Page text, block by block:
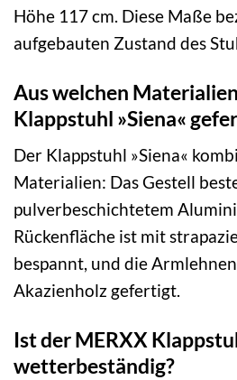
Höhe 117 cm. Diese Maße
aufgebauten Zustand des
Aus welchen
Klappstuhl »Siena«
Der Klappstuhl »Siena«
Materialien: Das Gestell
pulverbeschichtetem
Rückenfläche ist mit
bespannt, und die
Akazienholz gefertigt.
Ist der MERXX
wetterbeständig?